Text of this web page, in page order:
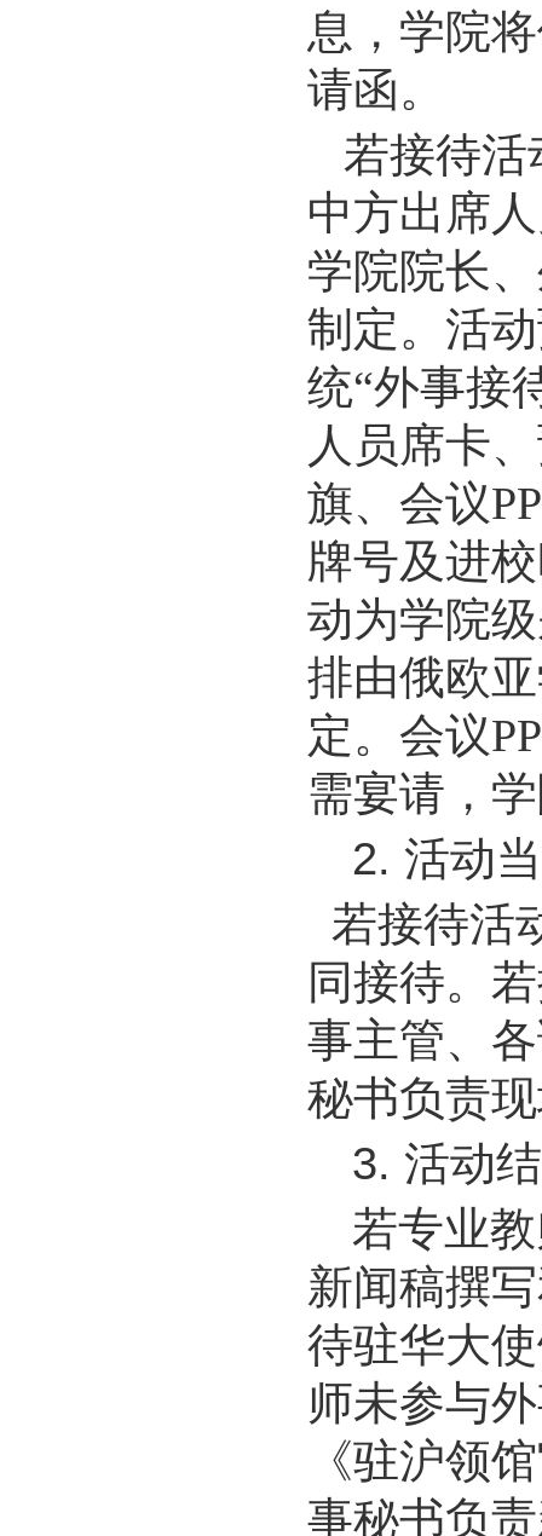
息，学院
请函。
若接待活
中方出席
学院院长
制定。活
统“外事接
人员席卡
旗、会议
牌号及进
动为学院
排由俄欧
定。会议
需宴请，
2.活动
若接待活
同接待。
事主管、
秘书负责
3.活动
若专业
新闻稿撰
待驻华大
师未参与
《驻沪领
事秘书负